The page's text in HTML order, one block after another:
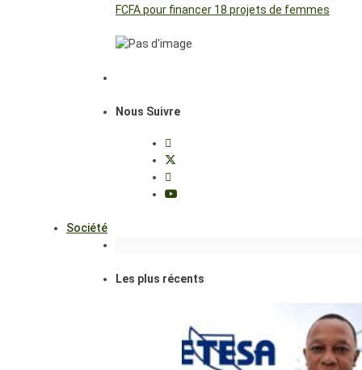
FCFA pour financer 18 projets de femmes
Nous Suivre
Société
Les plus récents